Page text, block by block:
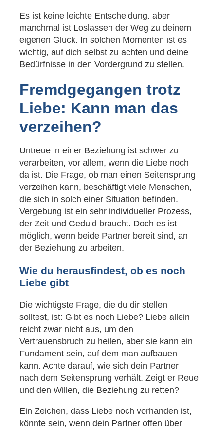
Es ist keine leichte Entscheidung, aber
manchmal ist Loslassen der Weg zu deinem
eigenen Glück. In solchen Momenten ist es
wichtig, auf dich selbst zu achten und deine
Bedürfnisse in den Vordergrund zu stellen.
Fremdgegangen trotz
Liebe: Kann man das
verzeihen?
Untreue in einer Beziehung ist schwer zu
verarbeiten, vor allem, wenn die Liebe noch
da ist. Die Frage, ob man einen Seitensprung
verzeihen kann, beschäftigt viele Menschen,
die sich in solch einer Situation befinden.
Vergebung ist ein sehr individueller Prozess,
der Zeit und Geduld braucht. Doch es ist
möglich, wenn beide Partner bereit sind, an
der Beziehung zu arbeiten.
Wie du herausfindest, ob es noch
Liebe gibt
Die wichtigste Frage, die du dir stellen
solltest, ist: Gibt es noch Liebe? Liebe allein
reicht zwar nicht aus, um den
Vertrauensbruch zu heilen, aber sie kann ein
Fundament sein, auf dem man aufbauen
kann. Achte darauf, wie sich dein Partner
nach dem Seitensprung verhält. Zeigt er Reue
und den Willen, die Beziehung zu retten?
Ein Zeichen, dass Liebe noch vorhanden ist,
könnte sein, wenn dein Partner offen über